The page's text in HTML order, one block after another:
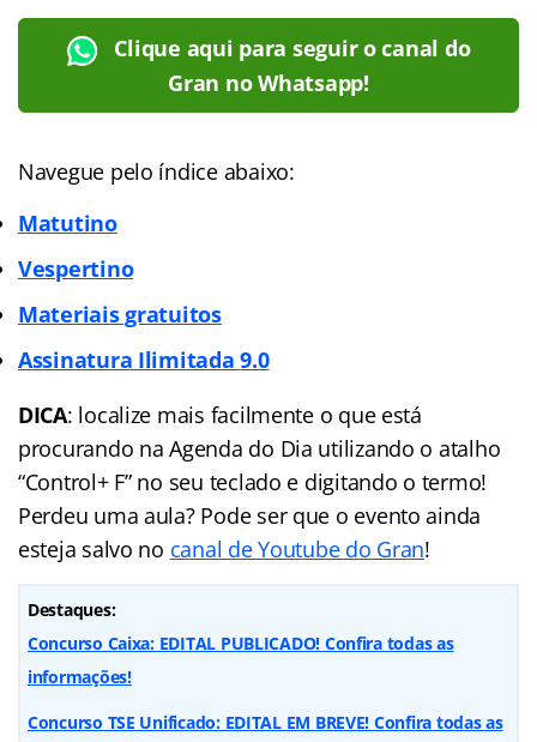
Clique aqui para seguir o canal do
Gran no Whatsapp!
Navegue pelo índice abaixo:
Matutino
Vespertino
Materiais gratuitos
Assinatura Ilimitada9.0
DICA: localize mais facilmente o que está
procurando na Agenda do Dia utilizando o atalho
“Control+ F” no seu teclado e digitando o termo!
Perdeu uma aula? Pode ser que o evento ainda
esteja salvo no canal de Youtube do Gran!
Destaques:
Concurso Caixa: EDITAL PUBLICADO! Confira todas as
informações!
Concurso TSE Unificado: EDITAL EM BREVE! Confira todas as